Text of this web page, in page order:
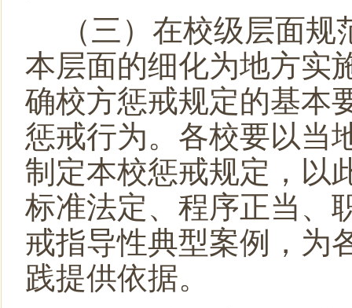
（三）在校级层面
本层面的细化为地方实
确校方惩戒规定的基本
惩戒行为。各校要以当
制定本校惩戒规定，以
标准法定、程序正当、
戒指导性典型案例，为
践提供依据。